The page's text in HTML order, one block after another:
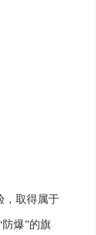
，取得属于
爆”的旗